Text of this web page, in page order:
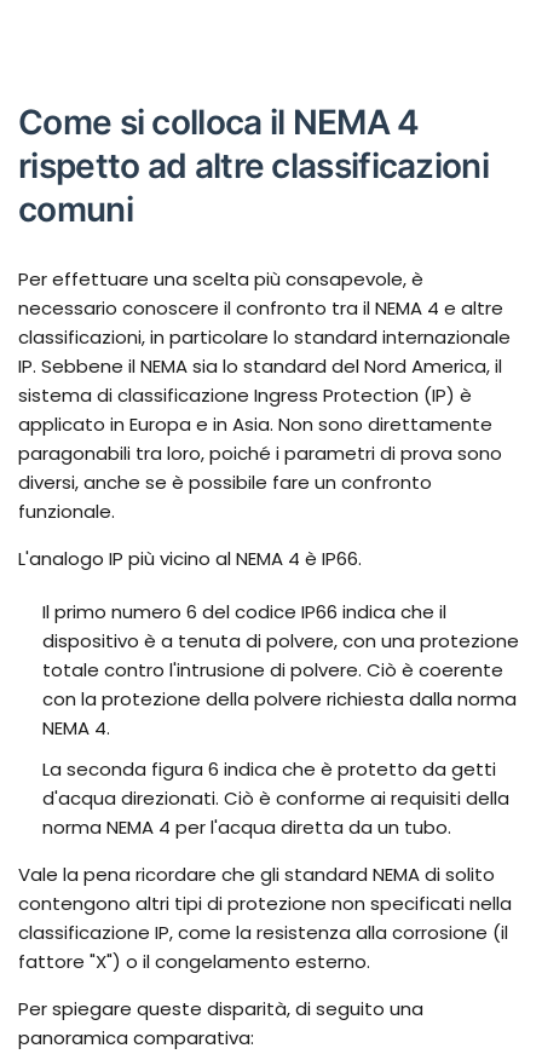
Come si colloca il NEMA 4
rispetto ad altre classificazioni
comuni
Per effettuare una scelta più consapevole, è
necessario conoscere il confronto tra il NEMA 4 e altre
classificazioni, in particolare lo standard internazionale
IP. Sebbene il NEMA sia lo standard del Nord America, il
sistema di classificazione Ingress Protection (IP) è
applicato in Europa e in Asia. Non sono direttamente
paragonabili tra loro, poiché i parametri di prova sono
diversi, anche se è possibile fare un confronto
funzionale.
L'analogo IP più vicino al NEMA 4 è IP66.
Il primo numero 6 del codice IP66 indica che il
dispositivo è a tenuta di polvere, con una protezione
totale contro l'intrusione di polvere. Ciò è coerente
con la protezione della polvere richiesta dalla norma
NEMA 4.
La seconda figura 6 indica che è protetto da getti
d'acqua direzionati. Ciò è conforme ai requisiti della
norma NEMA 4 per l'acqua diretta da un tubo.
Vale la pena ricordare che gli standard NEMA di solito
contengono altri tipi di protezione non specificati nella
classificazione IP, come la resistenza alla corrosione (il
fattore "X") o il congelamento esterno.
Per spiegare queste disparità, di seguito una
panoramica comparativa: